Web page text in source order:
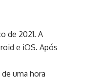
de 2021. A
e iOS. Após
uma hora